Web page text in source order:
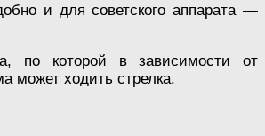
и для советского аппарата —
по которой в зависимости от
может ходить стрелка.